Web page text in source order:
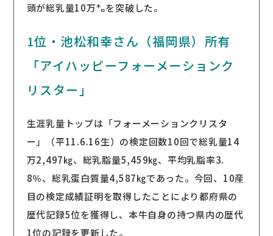
頭が総乳量10万㌔を突破した。
1位・池松和幸さん（福岡県）所有
「アイハッピーフォーメーションク
リスター」
生涯乳量トップは「フォーメーションクリスタ
ー」（平11.6.16生）の検定回数10回で総乳量14
万2,497㎏、総乳脂量5,459㎏、平均乳脂率3.
8％、総乳蛋白質量4,587㎏であった。今回、10産
目の検定成績証明を取得したことにより都府県の
歴代記録5位を獲得し、本牛自身の持つ県内の歴代
1位の記録を更新した。